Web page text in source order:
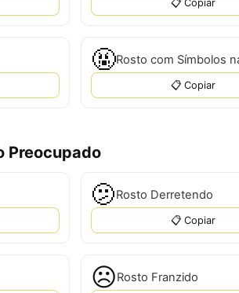
📋 Copiar
🤬Rosto com Símbolos
📋 Copiar
Preocupado
🫤Rosto Derretendo
📋 Copiar
☹Rosto Franzido